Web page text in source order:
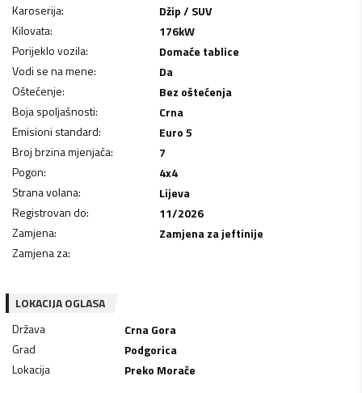
Karoserija:
Džip / SUV
Kilovata: 176kW
Porijeklo vozila:
Domaće tablice
Vodi se na mene:
Da
Oštećenje:
Bez oštećenja
Boja spoljašnosti:
Crna
Emisioni standard:
Euro 5
Broj brzina mjenjača:
7
Pogon:
4x4
Strana volana:
Lijeva
Registrovan do:
11/2026
Zamjena:
Zamjena za jeftinije
Zamjena za:
LOKACIJA OGLASA
Država
Crna Gora
Grad
Podgorica
Lokacija
Preko Morače